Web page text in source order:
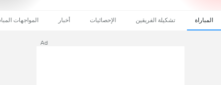
المباراة تشكيلة الفريقين الإحصائيات أخبار المواجهات
Ad